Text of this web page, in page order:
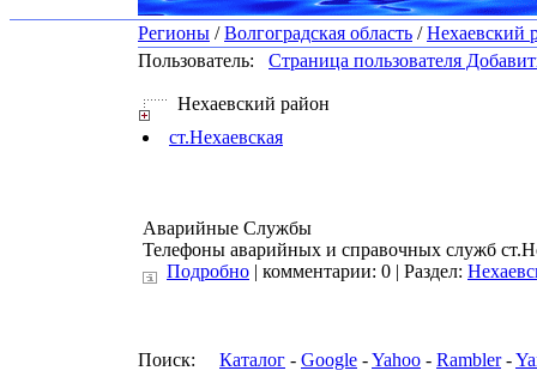
Регионы /Волгоградская область /Нехаевский
Пользователь:
Страница пользователя
Нехаевский район
ст.Нехаевская
Аварийные Службы
Телефоны аварийных и справочных служб
Подробно | комментарии: 0 | Раздел:
Поиск: Каталог - Google -Yahoo - Rambler-